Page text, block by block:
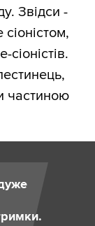
Звідси -
частиною